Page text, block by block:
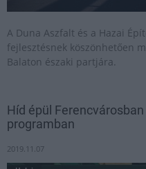
A Duna Aszfalt és a Hazai
fejlesztésnek köszönhetően
Balaton északi partjára.
Híd épül
programban
2019.11.07